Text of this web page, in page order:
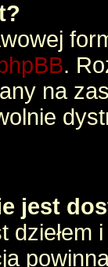
.
na
jest
dziełem